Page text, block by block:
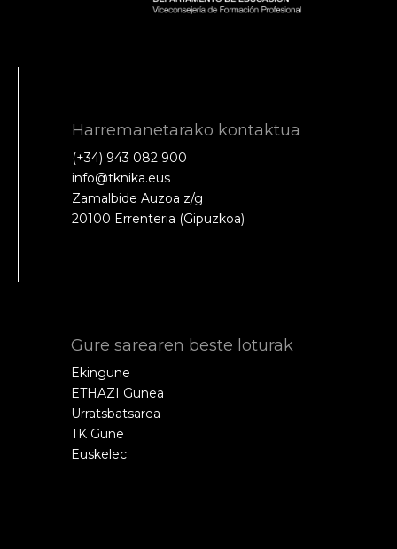
Harremanetarako kontaktua
(+34) 943 082 900
info@tknika.eus
Zamalbide Auzoa z/g
20100 Errenteria (Gipuzkoa)
Gure sarearen beste loturak
Ekingune
ETHAZI Gunea
Urratsbatsarea
TK Gune
Euskelec